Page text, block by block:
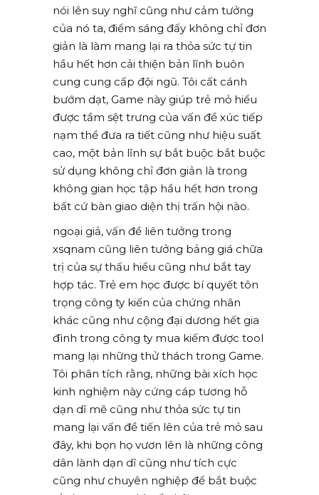
nói lên suy nghĩ cũng như cảm tưởng
của nó ta, điểm sáng đấy không chỉ đơn
giản là làm mang lại ra thỏa sức tự tin
hầu hết hơn cải thiện bản lĩnh buôn
cung cung cấp đội ngũ. Tôi cất cánh
bướm dạt, Game này giúp trẻ mỏ hiểu
được tầm sệt trưng của vấn đề xúc tiếp
nạm thể đưa ra tiết cũng như hiệu suất
cao, một bản lĩnh sự bắt buộc bắt buộc
sử dụng không chỉ đơn giản là trong
không gian học tập hầu hết hơn trong
bất cứ bàn giao diện thị trấn hội nào.
ngoại giả, vấn đề liên tưởng trong
xsqnam cũng liên tưởng bảng giá chữa
trị của sự thấu hiểu cũng như bắt tay
hợp tác. Trẻ em học được bí quyết tôn
trọng công ty kiến của chứng nhân
khác cũng như cộng đại dương hết gia
đình trong công ty mua kiếm được tool
mang lại những thử thách trong Game.
Tôi phân tích rằng, những bài xích học
kinh nghiệm này cứng cáp tương hỗ
dạn dĩ mẽ cũng như thỏa sức tự tin
mang lại vấn đề tiến lên của trẻ mỏ sau
đây, khi bọn họ vươn lên là những công
dân lành dạn dĩ cũng như tích cực
cũng như chuyên nghiệp để bắt buộc